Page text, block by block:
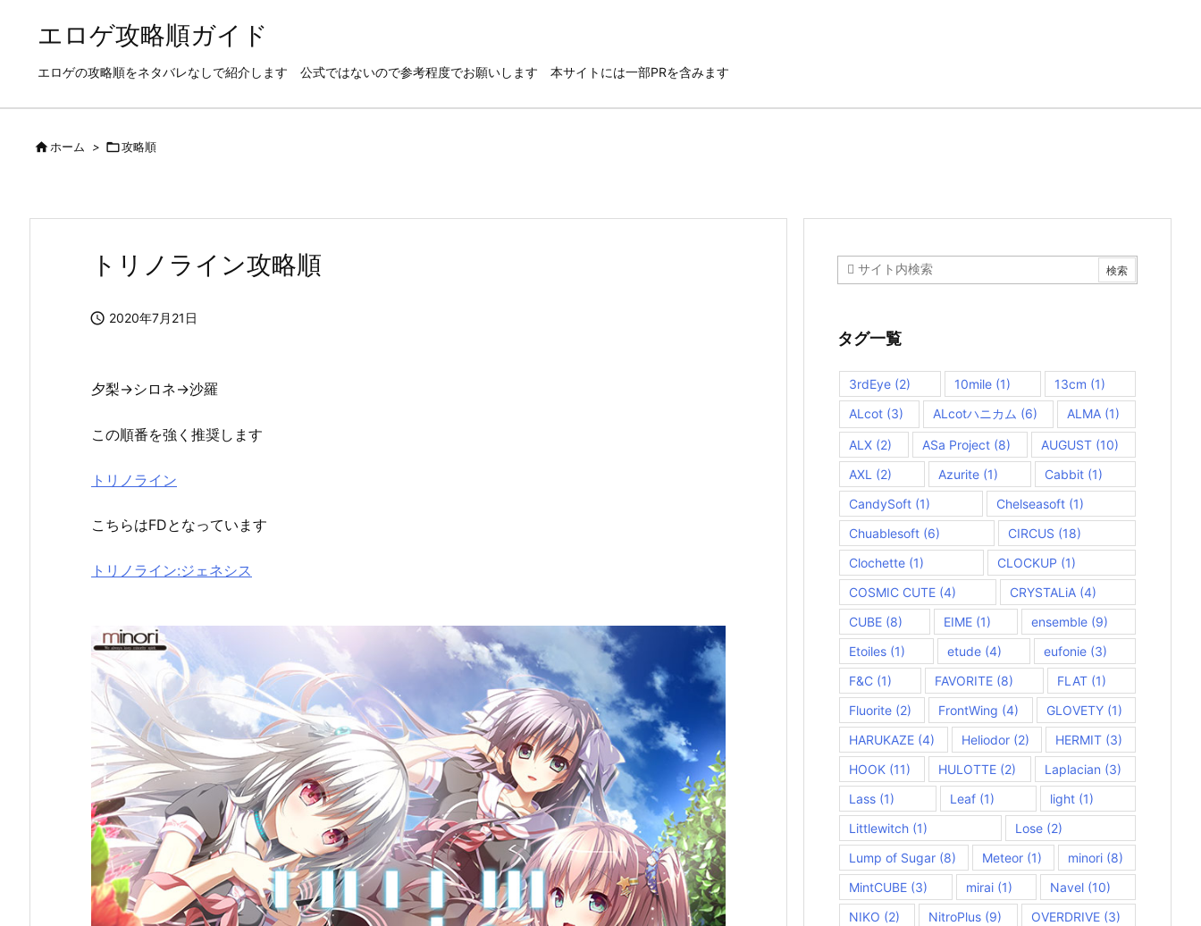
エロゲ攻略順ガイド
エロゲの攻略順をネタバレなしで紹介します 公式ではないので参考程度でお願いします 本サイトには一部PRを含みます
ホーム > 攻略順
トリノライン攻略順
 2020年7月21日
夕梨→シロネ→沙羅
この順番を強く推奨します
トリノライン
こちらはFDとなっています
トリノライン:ジェネシス
タグ一覧
3rdEye (2) 10mile (1) 13cm (1)
ALcot (3) ALcotハニカム (6) ALMA (1)
ALX (2) ASa Project (8) AUGUST (10)
AXL (2) Azurite (1) Cabbit (1)
CandySoft (1) Chelseasoft(1)
Chuablesoft (6) CIRCUS (18)
Clochette (1) CLOCKUP (1)
COSMIC CUTE (4) CRYSTALiA(4)
CUBE (8) EIME(1) ensemble (9)
Etoiles (1) etude (4) eufonie (3)
F&C (1) FAVORITE (8) FLAT(1)
Fluorite (2) FrontWing (4) GLOVETY(1)
HARUKAZE (4) Heliodor(2) HERMIT (3)
HOOK (11) HULOTTE (2) Laplacian (3)
Lass (1) Leaf (1) light (1)
Littlewitch (1) Lose(2)
Lump of Sugar (8) Meteor (1) minori (8)
MintCUBE (3) mirai(1) Navel (10)
NIKO (2) NitroPlus (9) OVERDRIVE(3)